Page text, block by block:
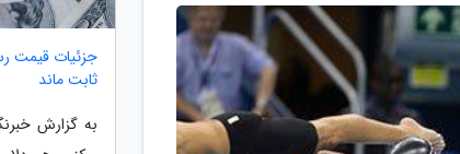
جزئیات قیمت
ثابت ماند
به گزارش